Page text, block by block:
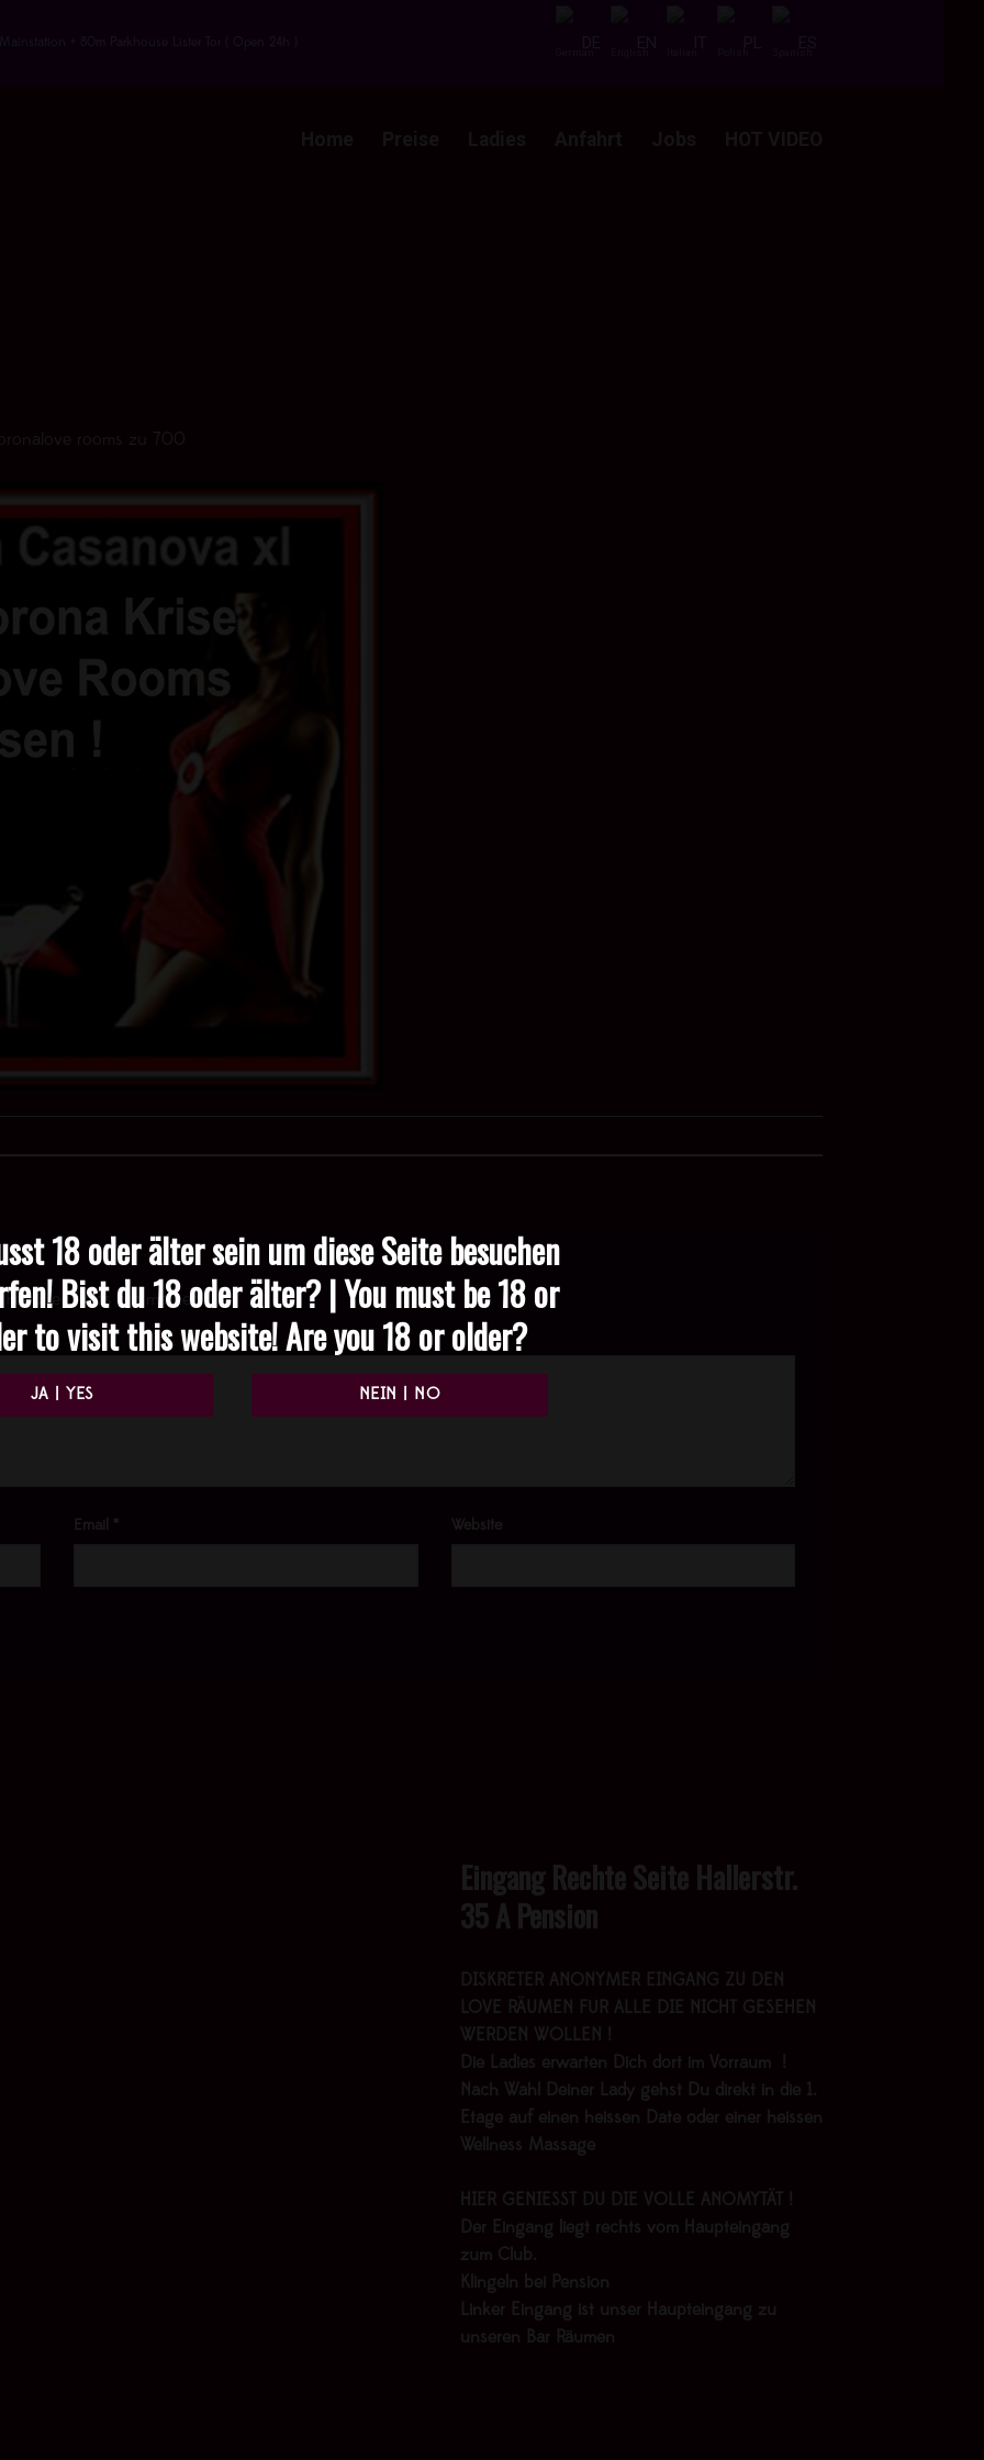
18 oder älter sein um diese Seite besuchen
Bist du 18 oder älter? | You must be 18 or
to visit this website! Are you 18 or older?
+ 80m Parkhouse Lister Tor ( Open 24h )
rooms zu 700
Required fields are marked*
Email * Website
Eingang Rechte Seite Hallerstr.
35 A Pension
DISKRETER ANONYMER EINGANG ZU DEN
LOVE RÄUMEN FÜR ALLE DIE NICHT GESEHEN
WERDEN WOLLEN !
Die Ladies erwarten Dich dort im Vorraum !
Nach Wahl Deiner Lady gehst Du direkt in die 1.
Etage auf einen heissen Date oder einer heissen
Wellness Massage
HIER GENIESST DU DIE VOLLE ANOMYTÄT !
Der Eingang liegt rechts vom Haupteingang
zum Club.
Klingeln bei Pension
Linker Eingang ist unser Haupteingang zu
unseren Bar Räumen